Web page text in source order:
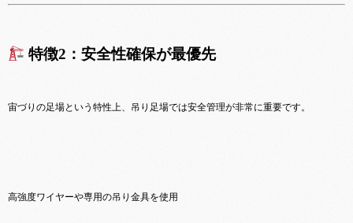
特徴2：安全性確保が最優先
宙づりの足場という特性上、吊り足場では安全管理が非常に重要です。
高強度ワイヤーや専用の吊り金具を使用